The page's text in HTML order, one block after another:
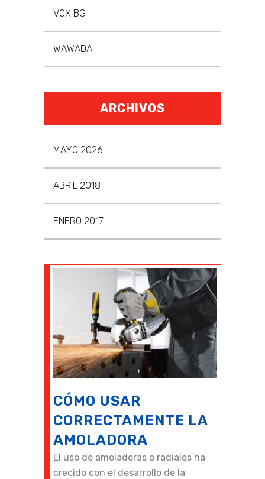
VOX BG
WAWADA
ARCHIVOS
MAYO 2026
ABRIL 2018
ENERO 2017
CÓMO USAR
CORRECTAMENTE LA
AMOLADORA
El uso de amoladoras o radiales ha
crecido con el desarrollo de la